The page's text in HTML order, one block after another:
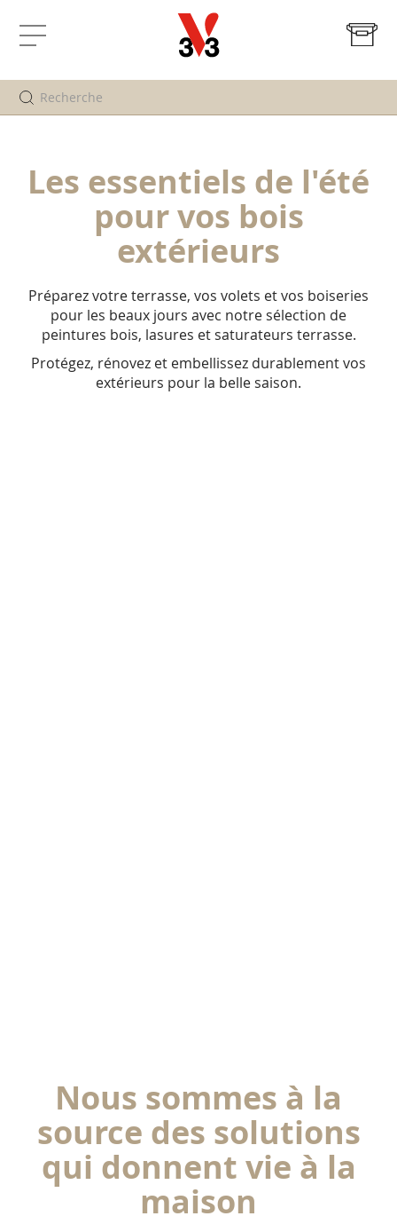
Affichage
navigation
Les essentiels de l'été
pour vos bois
extérieurs
Préparez votre terrasse, vos volets et vos boiseries
pour les beaux jours avec notre sélection de
peintures bois, lasures et saturateurs terrasse.
Protégez, rénovez et embellissez durablement vos
extérieurs pour la belle saison.
Nous sommes à la
source des solutions
qui donnent vie à la
maison